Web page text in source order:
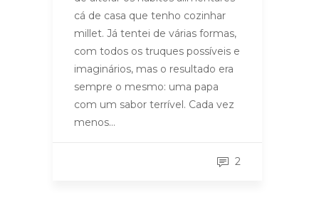
cá de casa que tenho cozinhar
millet. Já tentei de várias formas,
com todos os truques possíveis e
imaginários, mas o resultado era
sempre o mesmo: uma papa
com um sabor terrível. Cada vez
menos…
2